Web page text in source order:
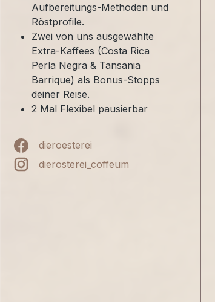
Aufbereitungs-Methoden und
Röstprofile.
Zwei von uns ausgewählte
Extra-Kaffees (Costa Rica
Perla Negra & Tansania
Barrique) als Bonus-Stopps
deiner Reise.
2 Mal Flexibel pausierbar
dieroesterei
dierosterei_coffeum